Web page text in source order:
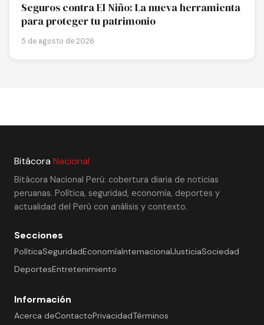
Seguros contra El Niño: La nueva herramienta
para proteger tu patrimonio
5 de agosto de 2026
Bitácora Nacional
Bitácora Nacional Perú: cobertura diaria de noticias
peruanas. Política, seguridad, economía, deportes y
actualidad del Perú con análisis y contexto.
Secciones
PolíticaSeguridadEconomíaInternacionalJusticiaSociedad
DeportesEntretenimiento
Información
Acerca deContactoPrivacidadTérminos